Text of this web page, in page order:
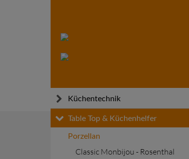
Küchentechnik
Küchen- und Gargeräte
Warmhalten
Transportieren
Table Top & Küchenhelfer
Porzellan
Classic Monbijou - Rosenthal